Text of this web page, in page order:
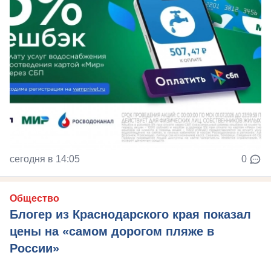
сегодня в 14:05 0
Общество
Блогер из Краснодарского края показал
цены на «самом дорогом пляже в
России»